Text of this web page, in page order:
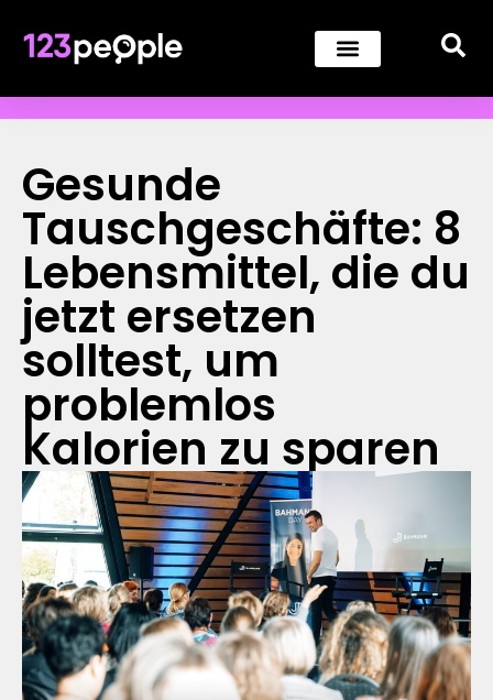
Gesunde
Tauschgeschäfte: 8
Lebensmittel, die du
jetzt ersetzen
solltest, um
problemlos
Kalorien zu sparen